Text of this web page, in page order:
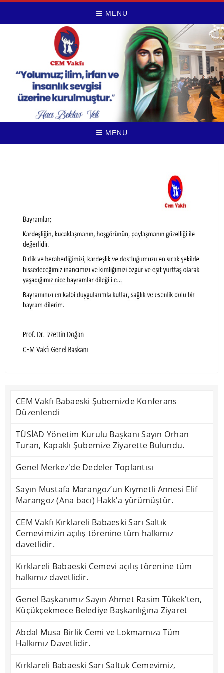
MENU
MENU
CEM Vakfı Babaeski Şubemizde Konferans
Düzenlendi
TÜSİAD Yönetim Kurulu Başkanı Sayın Orhan
Turan, Kapaklı Şubemize Ziyarette Bulundu.
Genel Merkez'de Dedeler Toplantısı
Sayın Mustafa Marangoz’un Kıymetli Annesi Elif
Marangoz (Ana bacı) Hakk'a yürümüştür.
CEM Vakfı Kırklareli Babaeski Sarı Saltık
Cemevimizin açılış törenine tüm halkımız
davetlidir.
Kırklareli Babaeski Cemevi açılış törenine tüm
halkımız davetlidir.
Genel Başkanımız Sayın Ahmet Rasim Tükek'ten,
Küçükçekmece Belediye Başkanlığına Ziyaret
Abdal Musa Birlik Cemi ve Lokmamıza Tüm
Halkımız Davetlidir.
Kırklareli Babaeski Sarı Saltuk Cemevimiz,